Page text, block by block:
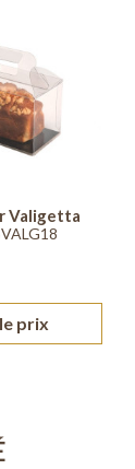
Valigetta
prix